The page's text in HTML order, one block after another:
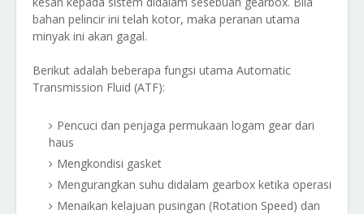
bahan pelincir ini telah kotor, maka peranan utama
minyak ini akan gagal.
Berikut adalah beberapa fungsi utama Automatic
Transmission Fluid (ATF):
Pencuci dan penjaga permukaan logam gear dari
haus
Mengkondisi gasket
Mengurangkan suhu didalam gearbox ketika operasi
Menaikan kelajuan pusingan (Rotation Speed) dan